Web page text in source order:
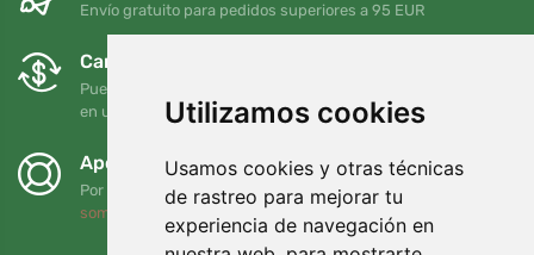
Utilizamos cookies
Usamos cookies y otras técnicas
de rastreo para mejorar tu
experiencia de navegación en
Envío gratuito para pedidos superiores a 95 EUR
Cambios y devoluciones gratuitos
Puede devolver o cambiar su pedido en cualquier momento
en un plazo de 90 días
Apoyamos a Trees.org
Por cada pedido plantamos un árbol. Leer más
somos